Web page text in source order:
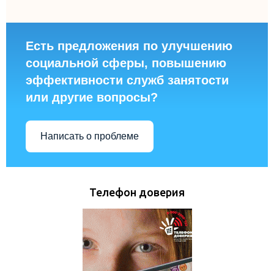
Есть предложения по улучшению
социальной сферы, повышению
эффективности служб занятости
или другие вопросы?
Написать о проблеме
Телефон доверия